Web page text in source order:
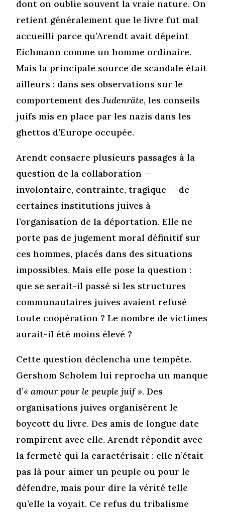
dont on oublie souvent la vraie nature. On
retient généralement que le livre fut mal
accueilli parce qu’Arendt avait dépeint
Eichmann comme un homme ordinaire.
Mais la principale source de scandale était
ailleurs : dans ses observations sur le
comportement desJudenräte, les conseils
juifs mis en place par les nazis dans les
ghettos d’Europe occupée.
Arendt consacre plusieurs passages à la
question de la collaboration —
involontaire, contrainte, tragique — de
certaines institutions juives à
l’organisation de la déportation. Elle ne
porte pas de jugement moral définitif sur
ces hommes, placés dans des situations
impossibles. Mais elle pose la question :
que se serait-il passé si les structures
communautaires juives avaient refusé
toute coopération ? Le nombre de victimes
aurait-il été moins élevé ?
Cette question déclencha une tempête.
Gershom Scholem lui reprocha un manque
d’« amour pour le peuple juif ». Des
organisations juives organisèrent le
boycott du livre. Des amis de longue date
rompirent avec elle. Arendt répondit avec
la fermeté qui la caractérisait : elle n’était
pas là pour aimer un peuple ou pour le
défendre, mais pour dire la vérité telle
qu’elle la voyait. Ce refus du tribalisme